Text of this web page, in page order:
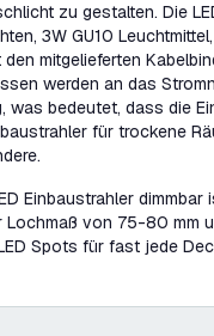
zu gestalten. Die
3W GU10
den mitgelieferten
werden an das
was bedeutet, dass die
für trockene
Einbaustrahler
Lochmaß von 75-80 mm
Spots für fast jede